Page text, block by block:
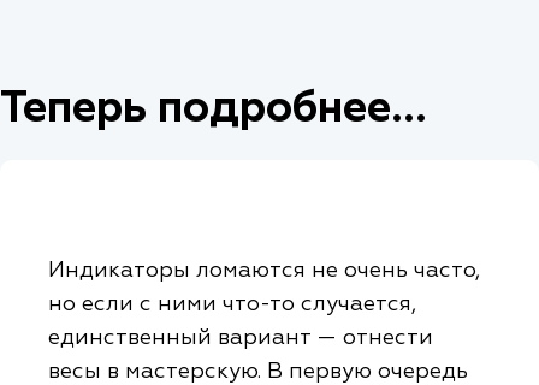
Теперь подробнее...
Индикаторы ломаются не очень часто,
но если с ними что-то случается,
единственный вариант — отнести
весы в мастерскую. В первую очередь